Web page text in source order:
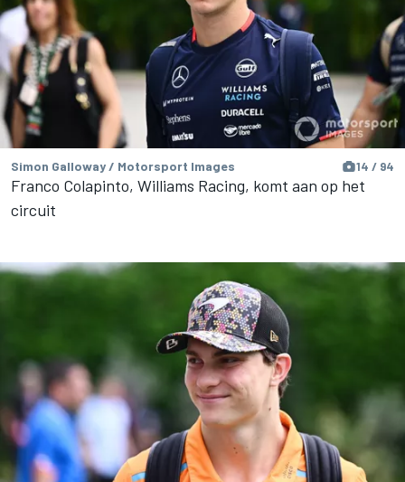
Simon Galloway / Motorsport Images 14 / 94
Franco Colapinto, Williams Racing, komt aan op het
circuit